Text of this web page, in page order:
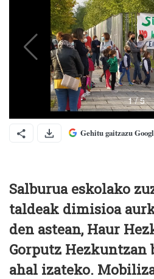
Gehitu gaitzazu
Salburua eskolako
taldeak dimisioa
den astean, Haur
Gorputz Hezkuntzan
ahal izateko.